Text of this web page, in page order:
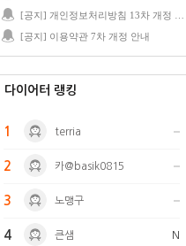
[공지] 이용약관 7차 개정 안내
다이어터 랭킹
1 terria
2 카@basik0815
3 노맹구
4 큰샘 N